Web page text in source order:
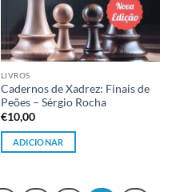
LIVROS
Cadernos de Xadrez: Finais de
Peões – Sérgio Rocha
€10,00
ADICIONAR